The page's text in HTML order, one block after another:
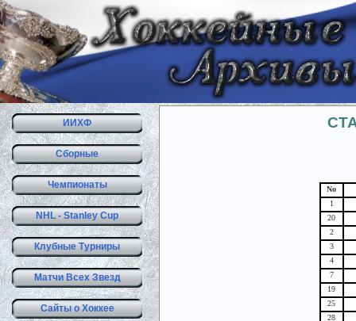
ИИХФ
Сборные
Чемпионаты
NHL - Stanley Cup
Клубные Турниры
Матчи Всех Звезд
Сайты о Хоккее
No
1
20
2
3
4
7
19
25
28